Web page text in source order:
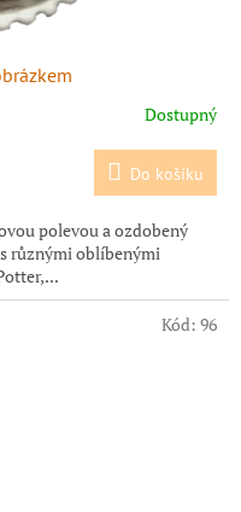
Dostupný
Do košíku
polevou a ozdobený
různými oblíbenými
Kód: 96